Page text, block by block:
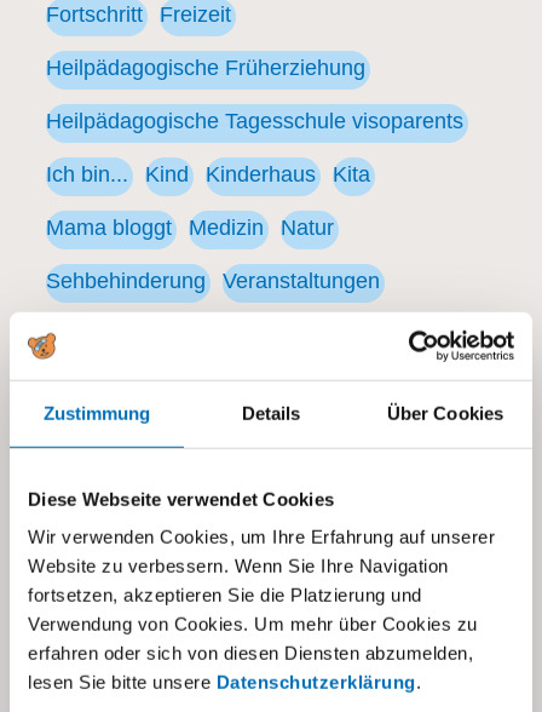
Zustimmung Details Über Cookies
Diese Webseite verwendet Cookies
Wir verwenden Cookies, um Ihre Erfahrung auf unserer
Website zu verbessern. Wenn Sie Ihre Navigation
fortsetzen, akzeptieren Sie die Platzierung und
Verwendung von Cookies. Um mehr über Cookies zu
erfahren oder sich von diesen Diensten abzumelden,
lesen Sie bitte unsere Datenschutzerklärung.
Fortschritt Freizeit
Heilpädagogische Früherziehung
Heilpädagogische Tagesschule visoparents
Ich bin... Kind Kinderhaus Kita
Mama bloggt Medizin Natur
Sehbehinderung Veranstaltungen